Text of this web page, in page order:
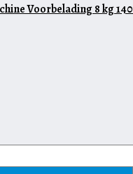
Voorbelading 8 kg